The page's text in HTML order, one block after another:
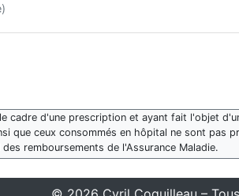
cadre d'une prescription et ayant fait l'objet
que ceux consommés en hôpital ne sont pas
remboursements de l'Assurance Maladie.